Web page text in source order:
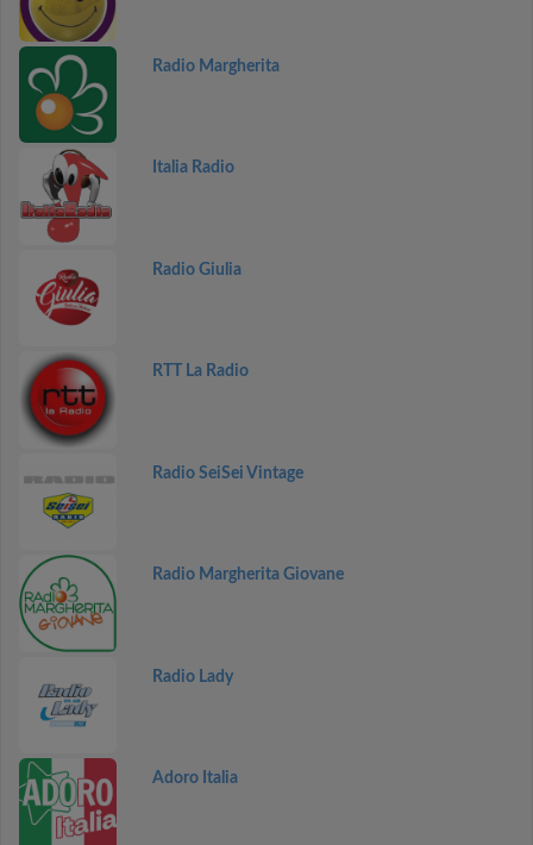
Radio Margherita
Italia Radio
Radio Giulia
RTT La Radio
Radio SeiSei Vintage
Radio Margherita Giovane
Radio Lady
Adoro Italia